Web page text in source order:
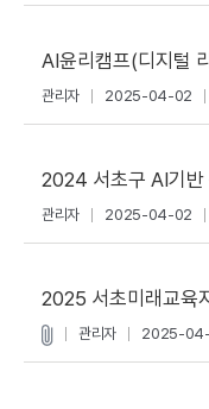
AI윤리캠프(디지털
관리자 2025-04-02
2024 서초구 AI기반
관리자 2025-04-02
2025 서초미래교육
관리자 2025-